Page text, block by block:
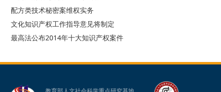
配方类技术秘密案维权实务
文化知识产权工作指导意见将制定
最高法公布2014年十大知识产权案件